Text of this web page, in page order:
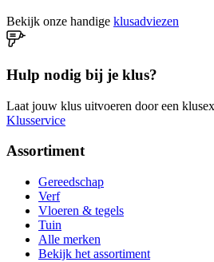
Bekijk onze handige klusadviezen
Hulp nodig bij je klus?
Laat jouw klus uitvoeren door een
Klusservice
Assortiment
Gereedschap
Verf
Vloeren & tegels
Tuin
Alle merken
Bekijk het assortiment